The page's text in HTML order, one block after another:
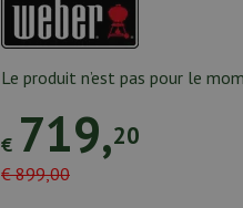
€ 899,00
€ 719,20
Le produit n’est pas pour le